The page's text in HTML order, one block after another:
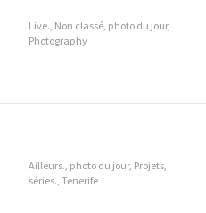
Live., Non classé, photo du jour,
Photography
Ailleurs., photo du jour, Projets,
séries., Tenerife